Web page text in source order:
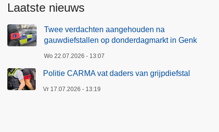
Laatste nieuws
Twee verdachten aangehouden na
gauwdiefstallen op donderdagmarkt in Genk
Wo 22.07.2026 - 13:07
Politie CARMA vat daders van grijpdiefstal
Vr 17.07.2026 - 13:19